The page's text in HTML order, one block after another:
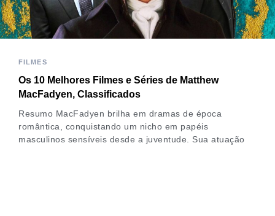
FILMES
Os 10 Melhores Filmes e Séries de Matthew
MacFadyen, Classificados
Resumo MacFadyen brilha em dramas de época
romântica, conquistando um nicho em papéis
masculinos sensíveis desde a juventude. Sua atuação